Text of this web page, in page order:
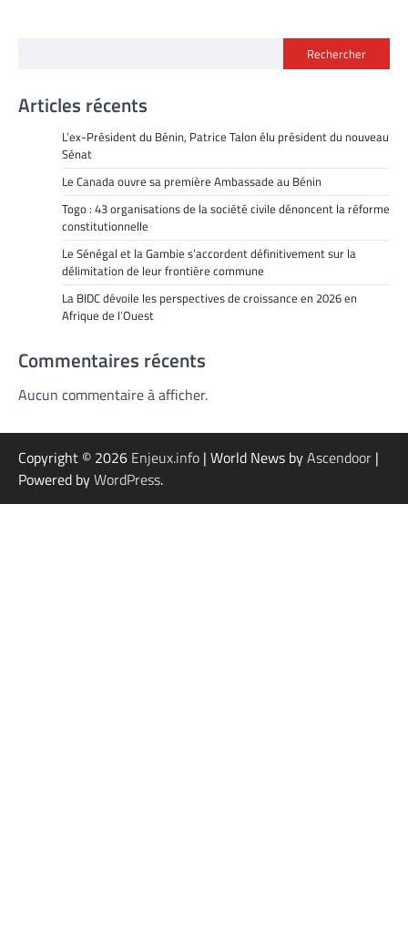
Rechercher
Articles récents
L’ex-Président du Bénin, Patrice Talon élu président du nouveau
Sénat
Le Canada ouvre sa première Ambassade au Bénin
Togo : 43 organisations de la société civile dénoncent la réforme
constitutionnelle
Le Sénégal et la Gambie s’accordent définitivement sur la
délimitation de leur frontière commune
La BIDC dévoile les perspectives de croissance en 2026 en
Afrique de l’Ouest
Commentaires récents
Aucun commentaire à afficher.
Copyright © 2026 Enjeux.info | World News byAscendoor |
Powered byWordPress.